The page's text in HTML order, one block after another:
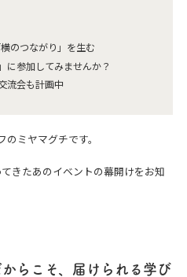
のつながり」を生む
に参加してみませんか？
流会も計画中
ミヤマグチです。
きたあのイベントの幕開けをお知
らこそ、届けられる学び